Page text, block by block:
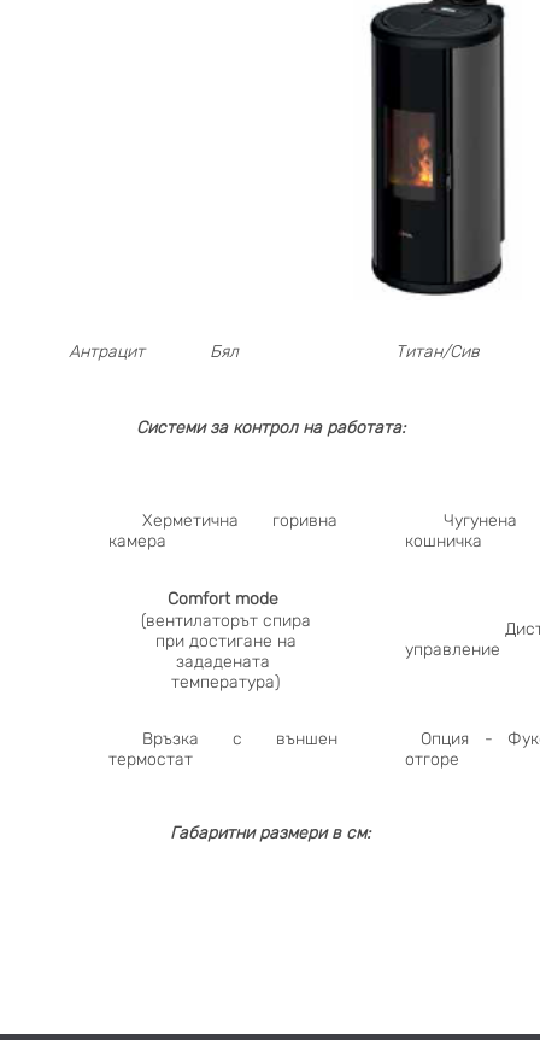
Антрацит Бял Титан/Сив
Системи за контрол на работата:
Херметична горивна
камера
Чугунена
кошничка
Comfort mode
(вентилаторът спира
при достигане на
зададената
температура)
управление
Връзка с външен
термостат
Опция -
отгоре
Габаритни размери в см: